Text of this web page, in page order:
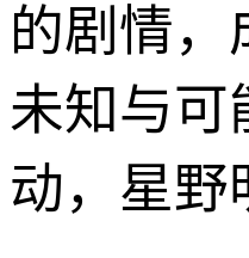
的剧情
未知与可
动，星野